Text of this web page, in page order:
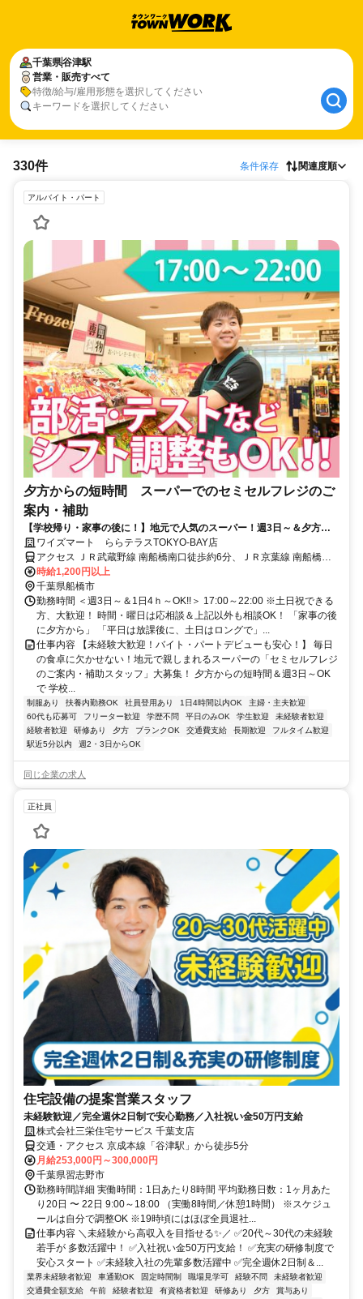
千葉県谷津駅
営業・販売すべて
特徴/給与/雇用形態を選択してください
キーワードを選択してください
330件 条件保存 関連度順
アルバイト・パート
夕方からの短時間 スーパーでのセミセルフレジのご
案内・補助
【学校帰り・家事の後に！】地元で人気のスーパー！週3日～＆夕方か
らの短時間！従業員割引あり
ワイズマート ららテラスTOKYO-BAY店
アクセス ＪＲ武蔵野線 南船橋南口徒歩約6分、ＪＲ京葉線 南船橋南
口徒歩約6分、京成本線 船橋競馬場南口徒歩約20分 JR京葉線「南船
橋駅」直結！
時給1,200円以上
千葉県船橋市
勤務時間 ＜週3日～＆1日4ｈ～OK!!＞ 17:00～22:00 ※土日祝できる
方、大歓迎！ 時間・曜日は応相談＆上記以外も相談OK！ 「家事の後
に夕方から」 「平日は放課後に、土日はロングで」...
仕事内容 【未経験大歓迎！バイト・パートデビューも安心！】 毎日
の食卓に欠かせない！地元で親しまれるスーパーの「セミセルフレジ
のご案内・補助スタッフ」大募集！ 夕方からの短時間＆週3日～OK
で 学校...
制服あり 扶養内勤務OK 社員登用あり 1日4時間以内OK
主婦・主夫歓迎
60代も応募可
フリーター歓迎 学歴不問 平日のみOK 学生歓迎
未経験者歓迎
経験者歓迎
研修あり 夕方 ブランクOK 交通費支給 長期歓迎
フルタイム歓迎
駅近5分以内
週2・3日からOK
同じ企業の求人
正社員
住宅設備の提案営業スタッフ
未経験歓迎／完全週休2日制で安心勤務／入社祝い金50万円支給
株式会社三栄住宅サービス 千葉支店
交通・アクセス 京成本線「谷津駅」から徒歩5分
月給253,000円～300,000円
千葉県習志野市
勤務時間詳細 実働時間：1日あたり8時間 平均勤務日数：1ヶ月あた
り20日 〜 22日 9:00～18:00 （実働8時間／休憩1時間） ※スケジュ
ールは自分で調整OK ※19時頃にはほぼ全員退社...
仕事内容 ＼未経験から高収入を目指せる✨／ ✅20代～30代の未経験
若手が 多数活躍中！ ✅入社祝い金50万円支給！ ✅充実の研修制度で
安心スタート ✅未経験入社の先輩多数活躍中 ✅完全週休2日制＆...
業界未経験者歓迎 車通勤OK 固定時間制 職場見学可 経験不問
未経験者歓迎
交通費全額支給
午前 経験者歓迎 有資格者歓迎 研修あり 夕方
賞与あり